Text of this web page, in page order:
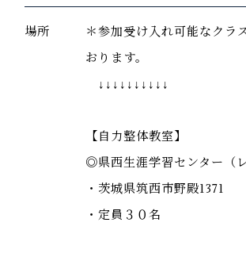
場所
＊参加受け入れ可能なクラ
おります。
↓↓↓↓↓↓↓↓↓↓
【自力整体教室】
◎県西生涯学習センター（
・茨城県筑西市野殿1371
・定員３０名